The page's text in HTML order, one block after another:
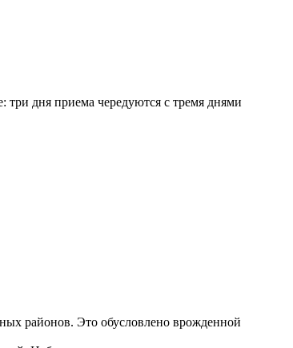
три дня приема чередуются с тремя днями
районов. Это обусловлено врожденной